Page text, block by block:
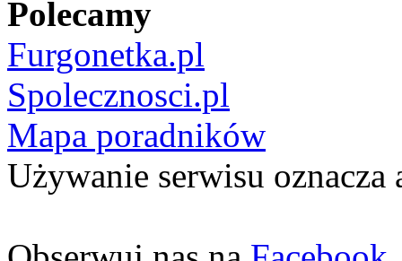
Polecamy
Furgonetka.pl
Spolecznosci.pl
Mapa poradników
Używanie serwisu oznacza